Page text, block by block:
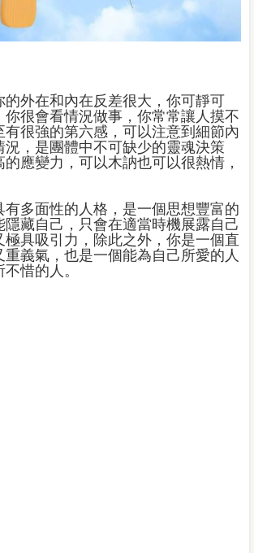
的外在和內在反差很大，你可靜可
你很會看情況做事，你常常讓人摸不
有很強的第六感，可以注意到細節內
況，是團體中不可缺少的靈魂決策
應變力，可以木訥也可以很熱情，
有多面性的人格，是一個思想豐富的
隱藏自己，只會在適當時機展露自己
極具吸引力，除此之外，你是一個直
義氣，也是一個能為自己所愛的人
惜的人。